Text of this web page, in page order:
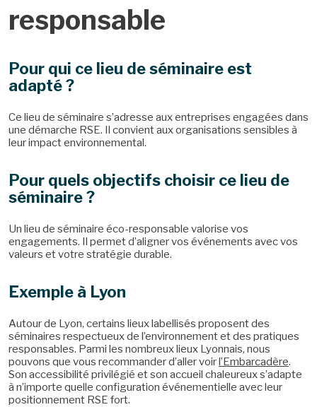
responsable
Pour qui ce lieu de séminaire est
adapté ?
Ce lieu de séminaire s’adresse aux entreprises engagées dans
une démarche RSE. Il convient aux organisations sensibles à
leur impact environnemental.
Pour quels objectifs choisir ce lieu de
séminaire ?
Un lieu de séminaire éco-responsable valorise vos
engagements. Il permet d’aligner vos événements avec vos
valeurs et votre stratégie durable.
Exemple à Lyon
Autour de Lyon, certains lieux labellisés proposent des
séminaires respectueux de l’environnement et des pratiques
responsables. Parmi les nombreux lieux Lyonnais, nous
pouvons que vous recommander d’aller voirl’Embarcadère.
Son accessibilité privilégié et son accueil chaleureux s’adapte
à n’importe quelle configuration événementielle avec leur
positionnement RSE fort.